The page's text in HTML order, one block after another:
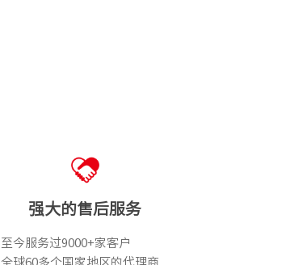
强大的售后服务
至今服务过9000+家客户
全球60多个国家地区的代理商